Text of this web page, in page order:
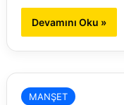
Devamını Oku »
MANŞET